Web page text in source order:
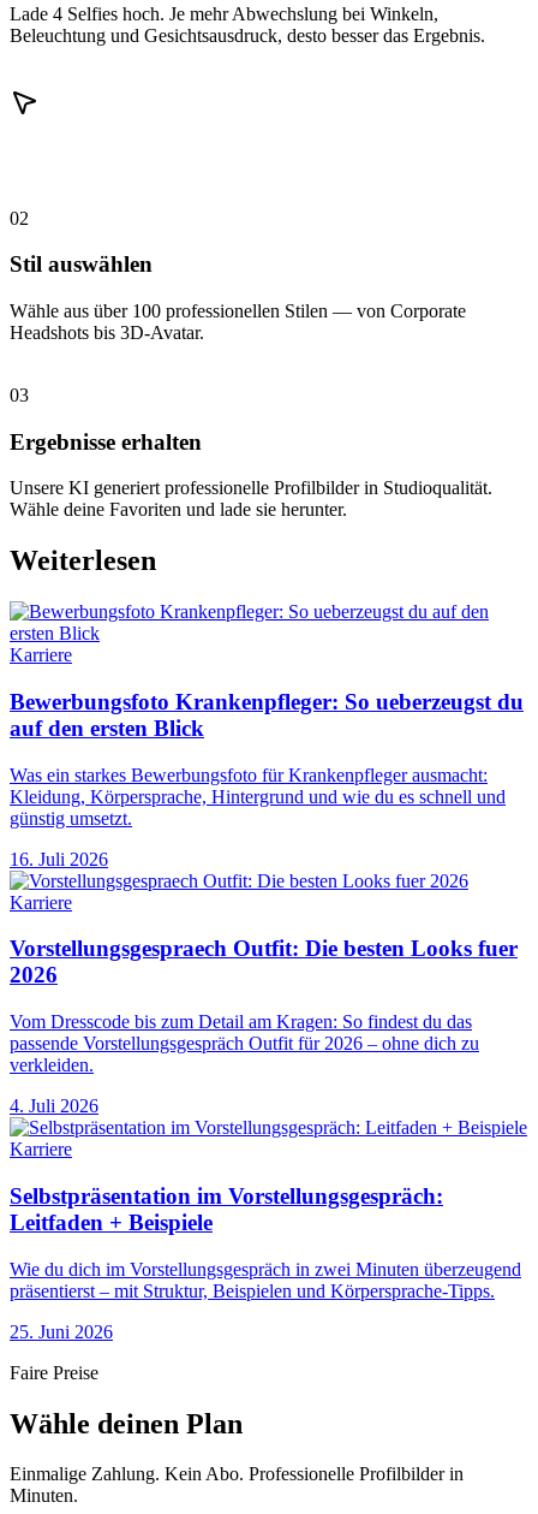
Lade 4 Selfies hoch. Je mehr Abwechslung bei Winkeln,
Beleuchtung und Gesichtsausdruck, desto besser das Ergebnis.
02
Stil auswählen
Wähle aus über 100 professionellen Stilen — von Corporate
Headshots bis 3D-Avatar.
03
Ergebnisse erhalten
Unsere KI generiert professionelle Profilbilder in Studioqualität.
Wähle deine Favoriten und lade sie herunter.
Weiterlesen
Karriere
Bewerbungsfoto Krankenpfleger: So ueberzeugst du
auf den ersten Blick
Was ein starkes Bewerbungsfoto für Krankenpfleger ausmacht:
Kleidung, Körpersprache, Hintergrund und wie du es schnell und
günstig umsetzt.
16. Juli 2026
Karriere
Vorstellungsgespraech Outfit: Die besten Looks fuer
2026
Vom Dresscode bis zum Detail am Kragen: So findest du das
passende Vorstellungsgespräch Outfit für 2026 – ohne dich zu
verkleiden.
4. Juli 2026
Karriere
Selbstpräsentation im Vorstellungsgespräch:
Leitfaden + Beispiele
Wie du dich im Vorstellungsgespräch in zwei Minuten überzeugend
präsentierst – mit Struktur, Beispielen und Körpersprache-Tipps.
25. Juni 2026
Faire Preise
Wähle deinen Plan
Einmalige Zahlung. Kein Abo. Professionelle Profilbilder in
Minuten.